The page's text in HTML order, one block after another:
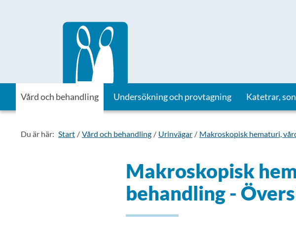
Till startsidan för Vårdhandboken
Vård och behandling Undersökning och provtagning Katetrar,
Du är här: Start Vård och behandling Urinvägar Makroskopisk hematuri,
Makroskopisk
behandling -